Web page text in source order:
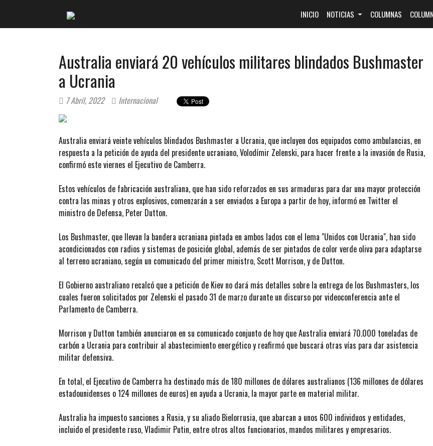
INICIO(CURRENT)
NOTICIAS COLUMNAS
Australia enviará 20 vehículos militares blindados Bushmaster
a Ucrania
7 Abril, 2022 Internacional
Australia enviará veinte vehículos blindados Bushmaster a Ucrania, que incluyen dos equipados como ambulancias, en
respuesta a la petición de ayuda del presidente ucraniano, Volodímir Zelenski, para hacer frente a la invasión de Rusia,
confirmó este viernes el Ejecutivo de Camberra.
Estos vehículos de fabricación australiana, que han sido reforzados en sus armaduras para dar una mayor protección
contra las minas y otros explosivos, comenzarán a ser enviados a Europa a partir de hoy, informó en Twitter el
ministro de Defensa, Peter Dutton.
Los Bushmaster, que llevan la bandera ucraniana pintada en ambos lados con el lema "Unidos con Ucrania", han sido
acondicionados con radios y sistemas de posición global, además de ser pintados de color verde oliva para adaptarse
al terreno ucraniano, según un comunicado del primer ministro, Scott Morrison, y de Dutton.
El Gobierno australiano recalcó que a petición de Kiev no dará más detalles sobre la entrega de los Bushmasters, los
cuales fueron solicitados por Zelenski el pasado 31 de marzo durante un discurso por videoconferencia ante el
Parlamento de Camberra.
Morrison y Dutton también anunciaron en su comunicado conjunto de hoy que Australia enviará 70.000 toneladas de
carbón a Ucrania para contribuir al abastecimiento energético y reafirmó que buscará otras vías para dar asistencia
militar defensiva.
En total, el Ejecutivo de Camberra ha destinado más de 180 millones de dólares australianos (136 millones de dólares
estadounidenses o 124 millones de euros) en ayuda a Ucrania, la mayor parte en material militar.
Australia ha impuesto sanciones a Rusia, y su aliado Bielorrusia, que abarcan a unos 600 individuos y entidades,
incluido el presidente ruso, Vladimir Putin, entre otros altos funcionarios, mandos militares y empresarios.